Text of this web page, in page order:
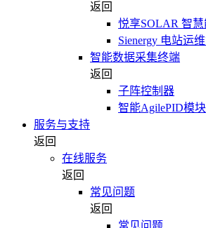
返回
悦享SOLAR 智
Sienergy 电站运
智能数据采集终端
返回
子阵控制器
智能AgilePID模块
服务与支持
返回
在线服务
返回
常见问题
返回
常见问题